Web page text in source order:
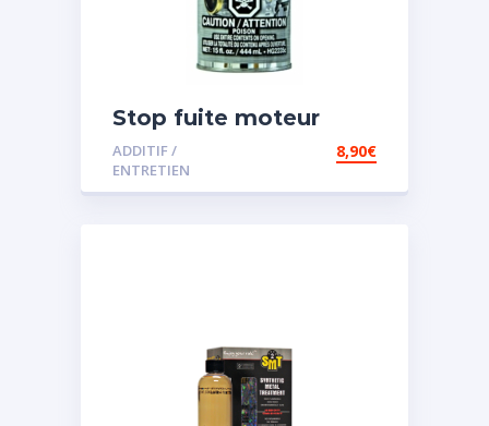
Stop fuite moteur
ADDITIF /
ENTRETIEN
8,90€